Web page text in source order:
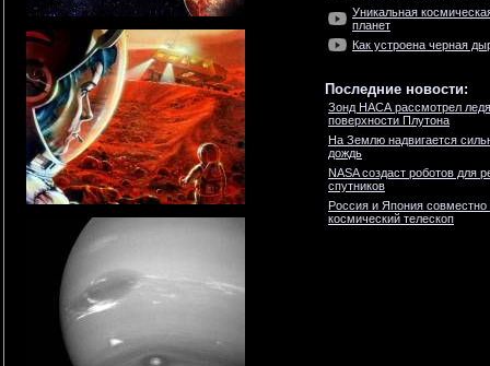
Уникальная
планет
Как устроена черная
Последние новости:
Зонд НАСА рассмотрел
поверхности Плутона
На Землю надвигается
дождь
NASA создаст роботов для
спутников
Россия и Япония совместно
космический телескоп